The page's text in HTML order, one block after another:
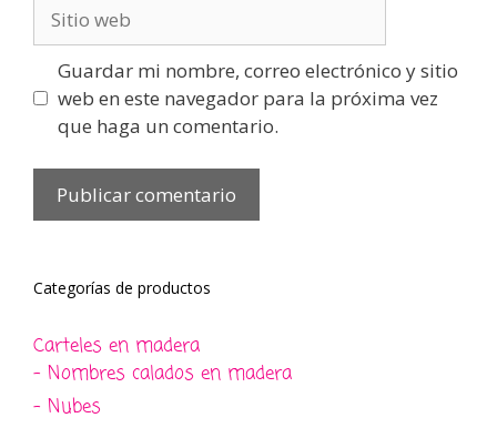
web
Guardar mi nombre, correo electrónico y sitio
web en este navegador para la próxima vez
que haga un comentario.
Categorías de productos
Carteles en madera
- Nombres calados en madera
- Nubes